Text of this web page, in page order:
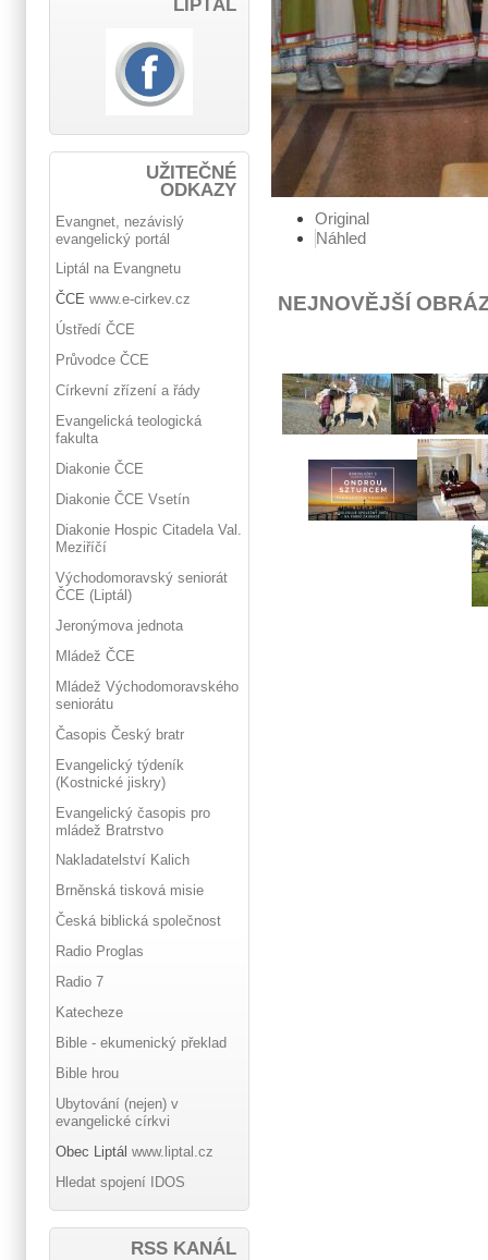
Original
Náhled
NEJNOVĚJŠÍ
LIPTÁL
UŽITEČNÉ
ODKAZY
Evangnet, nezávislý
evangelický portál
Liptál na Evangnetu
ČCE www.e-cirkev.cz
Ústředí ČCE
Průvodce ČCE
Církevní zřízení a řády
Evangelická teologická
fakulta
Diakonie ČCE
Diakonie ČCE Vsetín
Diakonie Hospic Citadela Val.
Meziříčí
Východomoravský seniorát
ČCE (Liptál)
Jeronýmova jednota
Mládež ČCE
Mládež Východomoravského
seniorátu
Časopis Český bratr
Evangelický týdeník
(Kostnické jiskry)
Evangelický časopis pro
mládež Bratrstvo
Nakladatelství Kalich
Brněnská tisková misie
Česká biblická společnost
Radio Proglas
Radio 7
Katecheze
Bible - ekumenický překlad
Bible hrou
Ubytování (nejen) v
evangelické církvi
Obec Liptál www.liptal.cz
Hledat spojení IDOS
RSS KANÁL